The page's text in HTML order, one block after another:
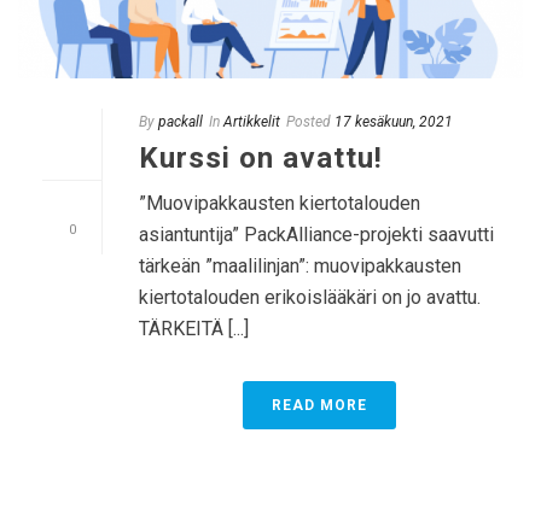
0
By packall In Artikkelit Posted 17 kesäkuun, 2021
Kurssi on avattu!
”Muovipakkausten kiertotalouden
asiantuntija” PackAlliance-projekti saavutti
tärkeän ”maalilinjan”: muovipakkausten
kiertotalouden erikoislääkäri on jo avattu.
TÄRKEITÄ [...]
READ MORE